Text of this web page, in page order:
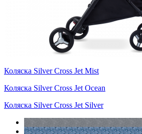
Коляска Silver Cross Jet Mist
Коляска Silver Cross Jet Ocean
Коляска Silver Cross Jet Silver